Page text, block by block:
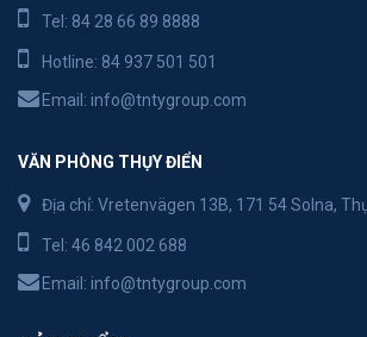
Tel: 84 28 66 89 8888
Hotline: 84 937 501 501
Email: info@tntygroup.com
VĂN PHÒNG THỤY ĐIỂN
Địa chỉ: Vretenvägen 13B, 171 54 Solna,
Tel: 46 842 002 688
Email: info@tntygroup.com